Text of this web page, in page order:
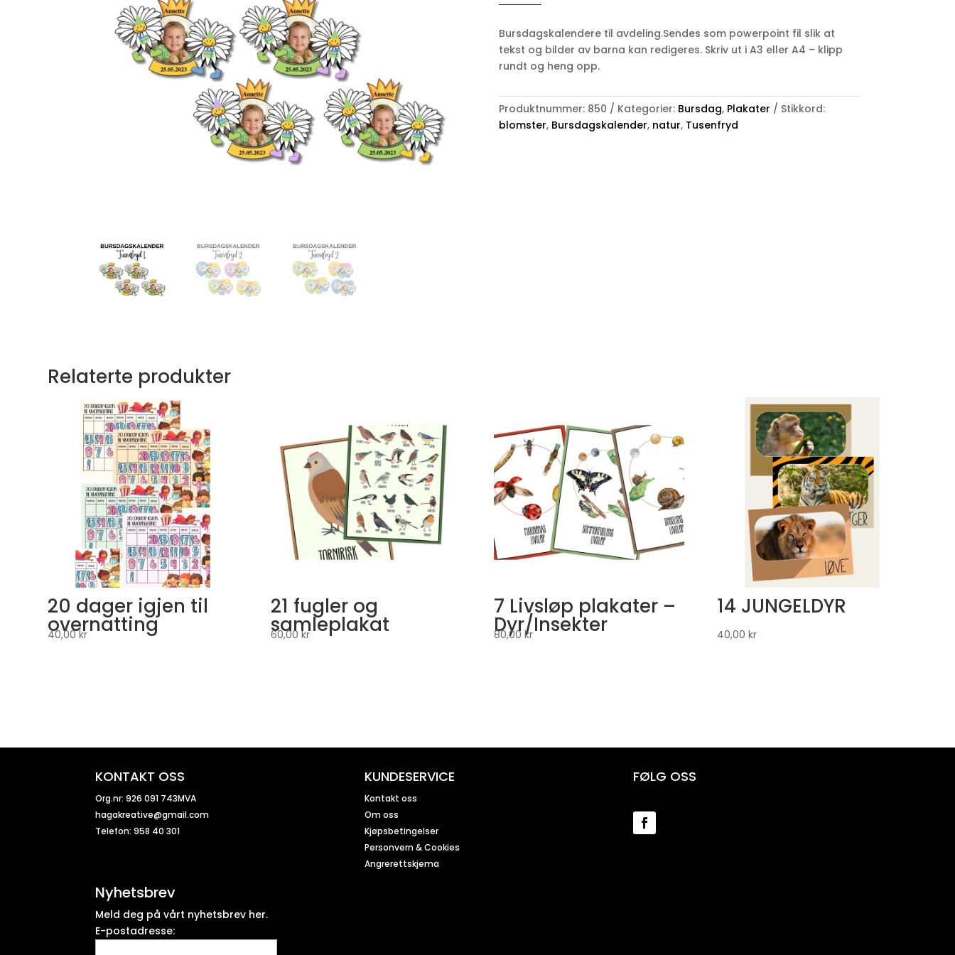
Tusenfryd
Bursdagskalendere til avdeling.Sendes som powerpoint fil slik at
tekst og bilder av barna kan redigeres. Skriv ut i A3 eller A4 – klipp
rundt og heng opp.
Produktnummer: 850 Kategorier: Bursdag, Plakater
Stikkord:
blomster, Bursdagskalender, natur, Tusenfryd
Relaterte produkter
20 dager igjen til
overnatting
40,00kr
21 fugler og
samleplakat
60,00kr
7 Livsløp plakater –
Dyr/Insekter
80,00 kr
14 JUNGELDYR
40,00 kr
KONTAKT OSS
Org.nr: 926 091 743MVA
hagakreative@gmail.com
Telefon: 958 40 301
Nyhetsbrev
Meld deg på vårt nyhetsbrev her.
E-postadresse:
KUNDESERVICE
Kontakt oss
Om oss
Kjøpsbetingelser
Personvern & Cookies
Angrerettskjema
FØLG OSS